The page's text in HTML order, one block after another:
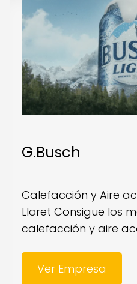
G.Busch
Calefacción y Aire
Lloret Consigue los
calefacción y aire
Ver Empresa